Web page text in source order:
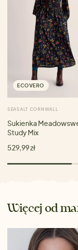
ECOVERO
SEASALT CORNWALL
Sukienka
Study Mix
529,99 zł
Więcej od